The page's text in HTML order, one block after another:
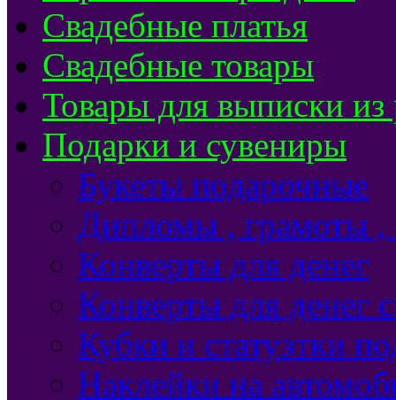
Свадебные платья
Свадебные товары
Товары для выписки из
Подарки и сувениры
Букеты подарочные
Дипломы , грамоты ,
Конверты для денег
Конверты для денег
Кубки и статуэтки
Наклейки на